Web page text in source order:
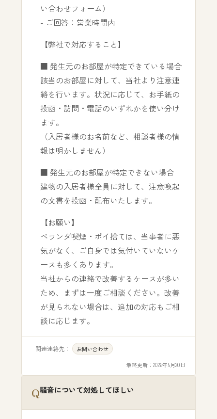
い合わせフォーム）
- ご回答：営業時間内
【弊社で対応すること】
■ 発生元のお部屋が特定できている場合
該当のお部屋に対して、当社より注意連
絡を行います。状況に応じて、お手紙の
投函・訪問・電話のいずれかを使い分け
ます。
（入居者様のお名前など、相談者様の情
報は明かしません）
■ 発生元のお部屋が特定できない場合
建物の入居者様全員に対して、注意喚起
の文書を投函・配布いたします。
【お願い】
ベランダ喫煙・ポイ捨ては、当事者に悪
気がなく、ご自身では気付いていないケ
ースも多くあります。
当社からの連絡で改善するケースが多い
ため、まずは一度ご相談ください。改善
が見られない場合は、追加の対応もご相
談に応じます。
関連連絡先： お問い合わせ
最終更新： 2026年5月20日
騒音について対処してほしい